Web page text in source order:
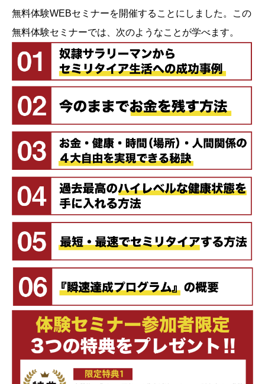
無料体験WEBセミナーを開催することにしました。この
無料体験セミナーでは、次のようなことが学べます。